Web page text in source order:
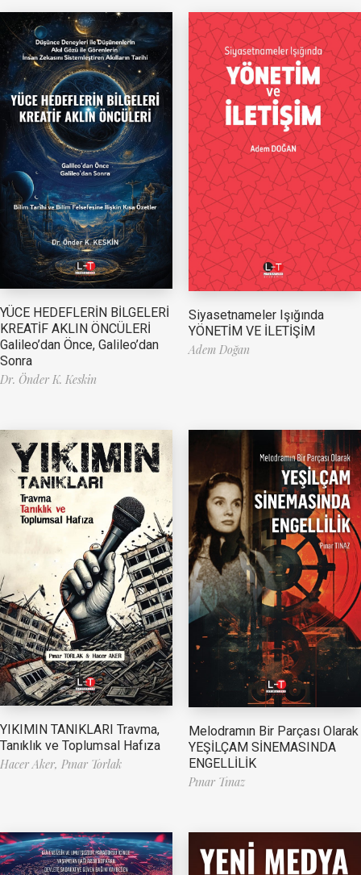
YÜCE HEDEFLERİN BİLGELERİ
KREATİF AKLIN ÖNCÜLERİ
Galileo’dan Önce, Galileo’dan
Sonra
Dr. Önder K. Keskin
Siyasetnameler Işığında
YÖNETİM VE İLETİŞİM
Adem Doğan
YIKIMIN TANIKLARI Travma,
Tanıklık ve Toplumsal Hafıza
Hacer Aker, Pınar Torlak
Melodramın Bir Parçası Olarak
YEŞİLÇAM SİNEMASINDA
ENGELLİLİK
Pınar Tınaz